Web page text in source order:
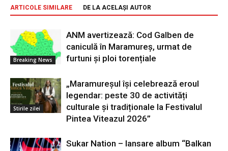
ARTICOLE SIMILARE DE LA ACELAȘI AUTOR
Breaking News
ANM avertizează: Cod Galben de
caniculă în Maramureș, urmat de
furtuni și ploi torențiale
Stirile zilei
„Maramureșul își celebrează eroul
legendar: peste 30 de activități
culturale și tradiționale la Festivalul
Pintea Viteazul 2026”
Sukar Nation – lansare album “Balkan